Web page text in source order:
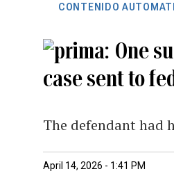
CONTENIDO
One
case sent to
The defendant had
April 14, 2026 - 1:41 PM